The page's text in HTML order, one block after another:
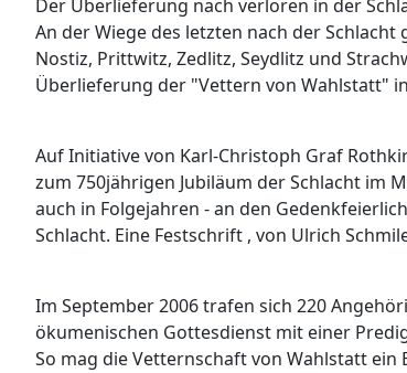
Der Überlieferung nach verloren in der
An der Wiege des letzten nach der
Nostiz, Prittwitz, Zedlitz, Seydlitz und
Überlieferung der "Vettern von Wahlstatt"
Auf Initiative von Karl-Christoph Graf
zum 750jährigen Jubiläum der Schlacht im
auch in Folgejahren - an den
Schlacht. Eine Festschrift , von Ulrich
Im September 2006 trafen sich 220
ökumenischen Gottesdienst mit einer
So mag die Vetternschaft von Wahlstatt